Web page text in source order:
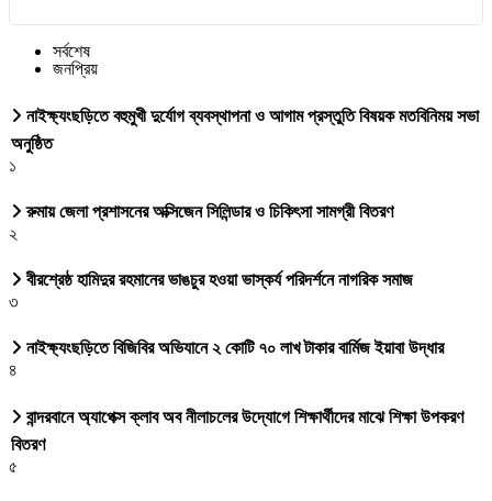
সর্বশেষ
জনপ্রিয়
নাইক্ষ্যংছড়িতে বহুমুখী দুর্যোগ ব্যবস্থাপনা ও আগাম প্রস্তুতি বিষয়ক মতবিনিময় সভা
অনুষ্ঠিত
১
রুমায় জেলা প্রশাসনের অক্সিজেন সিলিন্ডার ও চিকিৎসা সামগ্রী বিতরণ
২
বীরশ্রেষ্ঠ হামিদুর রহমানের ভাঙচুর হওয়া ভাস্কর্য পরিদর্শনে নাগরিক সমাজ
৩
নাইক্ষ্যংছড়িতে বিজিবির অভিযানে ২ কোটি ৭০ লাখ টাকার বার্মিজ ইয়াবা উদ্ধার
৪
বান্দরবানে অ্যাপেক্স ক্লাব অব নীলাচলের উদ্যোগে শিক্ষার্থীদের মাঝে শিক্ষা উপকরণ
বিতরণ
৫